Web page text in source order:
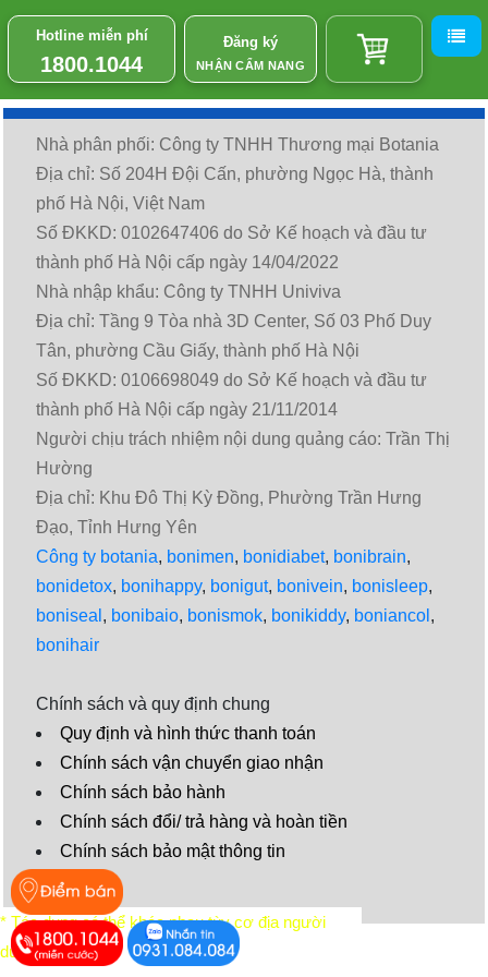
Hotline miễn phí
1800.1044
Đăng ký
NHẬN CẨM NANG
Nhà phân phối: Công ty TNHH Thương mại Botania
Địa chỉ: Số 204H Đội Cấn, phường Ngọc Hà, thành
phố Hà Nội, Việt Nam
Số ĐKKD: 0102647406 do Sở Kế hoạch và đầu tư
thành phố Hà Nội cấp ngày 14/04/2022
Nhà nhập khẩu: Công ty TNHH Univiva
Địa chỉ: Tầng 9 Tòa nhà 3D Center, Số 03 Phố Duy
Tân, phường Cầu Giấy, thành phố Hà Nội
Số ĐKKD: 0106698049 do Sở Kế hoạch và đầu tư
thành phố Hà Nội cấp ngày 21/11/2014
Người chịu trách nhiệm nội dung quảng cáo: Trần Thị
Hường
Địa chỉ: Khu Đô Thị Kỳ Đồng, Phường Trần Hưng
Đạo, Tỉnh Hưng Yên
Công ty botania, bonimen, bonidiabet, bonibrain,
bonidetox, bonihappy, bonigut, bonivein, bonisleep,
boniseal , bonibaio, bonismok, bonikiddy, boniancol ,
bonihair
Chính sách và quy định chung
Quy định và hình thức thanh toán
Chính sách vận chuyển giao nhận
Chính sách bảo hành
Chính sách đổi/ trả hàng và hoàn tiền
Chính sách bảo mật thông tin
Video
* Tác dụng có thể khác nhau tùy cơ địa người
dùng